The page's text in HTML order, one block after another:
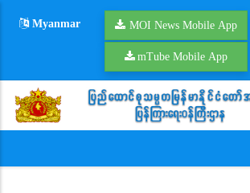
Myanmar MOI News Mobile App
mTube Mobile App